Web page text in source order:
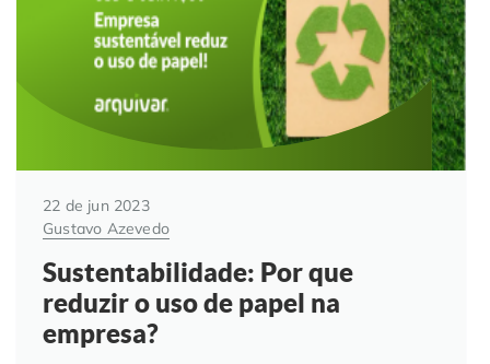
22 de jun 2023
Gustavo Azevedo
Sustentabilidade: Por que
reduzir o uso de papel na
empresa?